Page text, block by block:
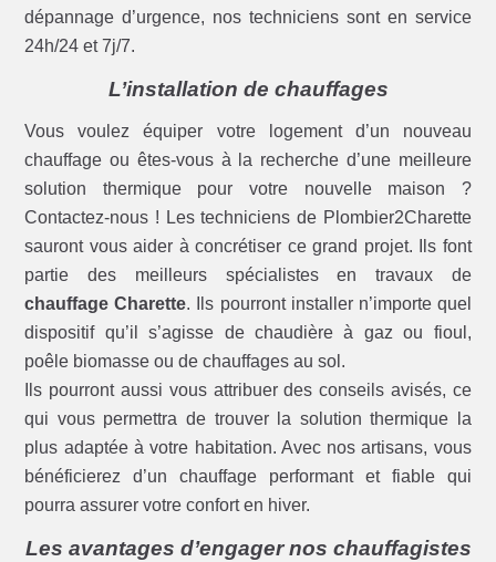
dépannage d’urgence, nos techniciens sont en service
24h/24 et 7j/7.
L’installation de chauffages
Vous voulez équiper votre logement d’un nouveau
chauffage ou êtes-vous à la recherche d’une meilleure
solution thermique pour votre nouvelle maison ?
Contactez-nous ! Les techniciens de Plombier2Charette
sauront vous aider à concrétiser ce grand projet. Ils font
partie des meilleurs spécialistes en travaux de
chauffage Charette. Ils pourront installer n’importe quel
dispositif qu’il s’agisse de chaudière à gaz ou fioul,
poêle biomasse ou de chauffages au sol.
Ils pourront aussi vous attribuer des conseils avisés, ce
qui vous permettra de trouver la solution thermique la
plus adaptée à votre habitation. Avec nos artisans, vous
bénéficierez d’un chauffage performant et fiable qui
pourra assurer votre confort en hiver.
Les avantages d’engager nos chauffagistes